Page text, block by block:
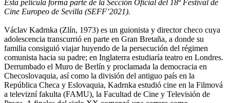
Esta película forma parte de la Sección Oficial del 18º Festival de
Cine Europeo de Sevilla (SEFF’2021).
Václav Kadrnka (Zlín, 1973) es un guionista y director checo cuya
adolescencia transcurrió en parte en Gran Bretaña, a donde su
familia consiguió viajar huyendo de la persecución del régimen
comunista hacia su padre; en Inglaterra estudiaría teatro en Londres.
Derrumbado el Muro de Berlín y proclamada la democracia en
Checoslovaquia, así como la división del antiguo país en la
República Checa y Eslovaquia, Kadrnka estudió cine en la Filmová
a televizní fakulta (FAMU), la Facultad de Cine y Televisión de